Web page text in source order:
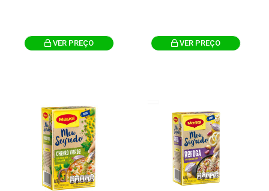
VER PREÇO VER PREÇO